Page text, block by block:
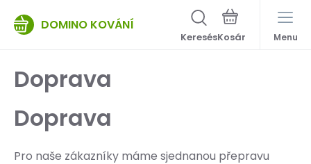
DOMINO KOVÁNÍ
Keresés Menu
Doprava
Doprava
Pro naše zákazníky máme sjednanou přepravu